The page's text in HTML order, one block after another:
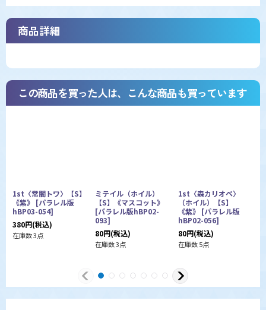
商品詳細
この商品を買った人は、こんな商品も買っています
1st〈常闇トワ〉【S】
《紫》 [パラレル版
hBP03-054]
380円(税込)
在庫数 3点
ミテイル（ホイル）
【S】《マスコット》
[パラレル版hBP02-
093]
80円(税込)
在庫数 3点
1st〈森カリオペ〉
（ホイル）【S】
《紫》 [パラレル版
hBP02-056]
80円(税込)
在庫数 5点